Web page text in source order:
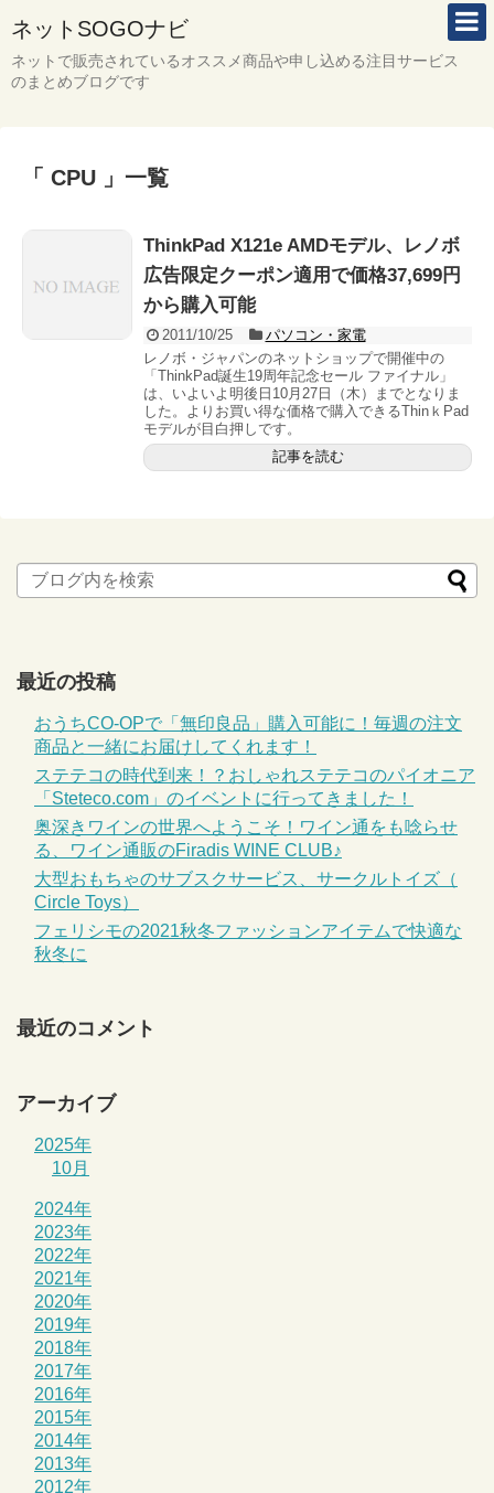
ネットSOGOナビ
ネットで販売されているオススメ商品や申し込める注目サービス
のまとめブログです
「 CPU 」一覧
ThinkPad X121e AMDモデル、レノボ
広告限定クーポン適用で価格37,699円
から購入可能
2011/10/25
パソコン・家電
レノボ・ジャパンのネットショップで開催中の
「ThinkPad誕生19周年記念セール ファイナル」
は、いよいよ明後日10月27日（木）までとなりま
した。よりお買い得な価格で購入できるThinｋPad
モデルが目白押しです。
記事を読む
最近の投稿
おうちCO-OPで「無印良品」購入可能に！毎週の注文
商品と一緒にお届けしてくれます！
ステテコの時代到来！？おしゃれステテコのパイオニア
「Steteco.com」のイベントに行ってきました！
奥深きワインの世界へようこそ！ワイン通をも唸らせ
る、ワイン通販のFiradis WINE CLUB♪
大型おもちゃのサブスクサービス、サークルトイズ（
Circle Toys）
フェリシモの2021秋冬ファッションアイテムで快適な
秋冬に
最近のコメント
アーカイブ
2025年
10月
2024年
2023年
2022年
2021年
2020年
2019年
2018年
2017年
2016年
2015年
2014年
2013年
2012年